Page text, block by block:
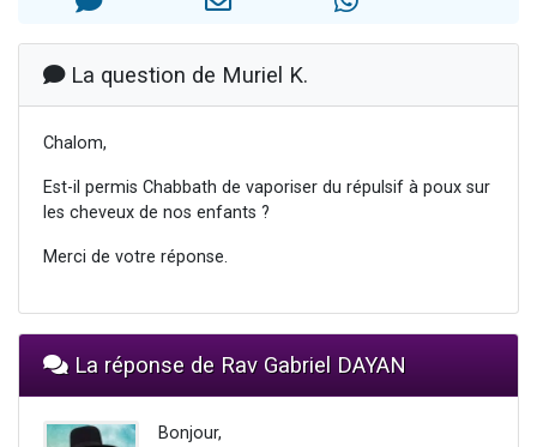
La question de Muriel K.
Chalom,
Est-il permis Chabbath de vaporiser du répulsif à poux sur
les cheveux de nos enfants ?
Merci de votre réponse.
La réponse de Rav Gabriel DAYAN
Bonjour,